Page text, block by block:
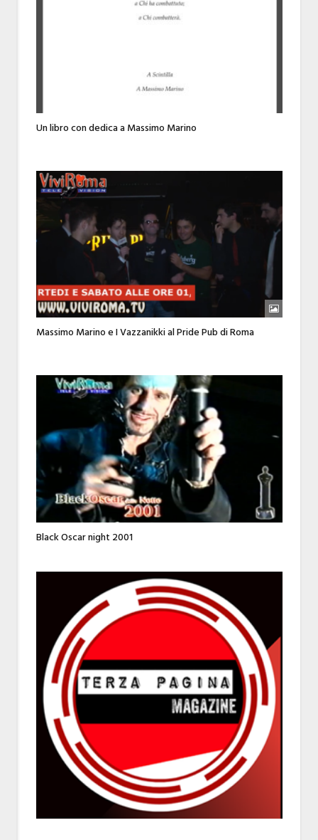
Un libro con dedica a Massimo Marino
Massimo Marino e I Vazzanikki al Pride Pub di Roma
Black Oscar night 2001